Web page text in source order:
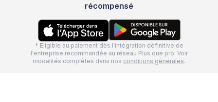
récompensé
* Eligible au paiement dès l'intégration définitive de
l'entreprise recommandée au réseau Plus que pro. Voir
modalités complètes dans nos conditions générales.